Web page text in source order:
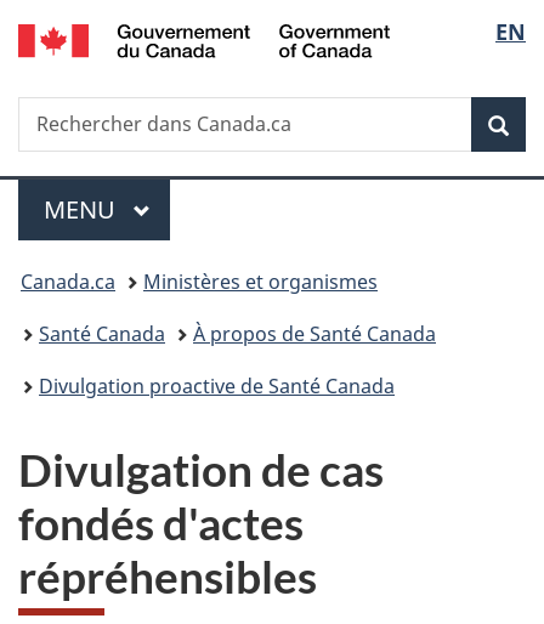
Passer
au
principal
Passer
à
Au
du
Passer
à
version
simplifiée
de
la
EN
Recherche
Rechercher
dans
Menu
MENU PRINCIPAL
Vous
êtes
ici :
Canada.ca
Ministères et organismes
Santé Canada
À propos de Santé Canada
Divulgation proactive de Santé Canada
Divulgation de cas
fondés d'actes
répréhensibles